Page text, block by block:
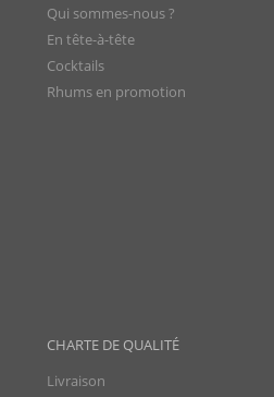
Qui sommes-nous ?
En tête-à-tête
Cocktails
Rhums en promotion
CHARTE DE QUALITÉ
Livraison